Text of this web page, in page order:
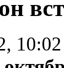
10:02